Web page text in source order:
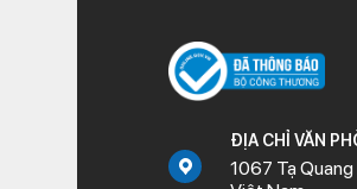
ĐỊA CHỈ VĂN
1067 Tạ